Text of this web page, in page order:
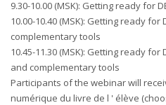
9.30-10.00 (MSK): Getting ready for
10.00-10.40 (MSK): Getting ready for
complementary tools
10.45-11.30 (MSK): Getting ready for
and complementary tools
Participants of the webinar will
numérique du livre de l ' élève